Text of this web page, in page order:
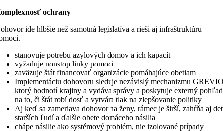
ochrany
ide hlbšie než samotná legislatíva a rieši aj infraštruktúru
stanovuje potrebu azylových domov a ich kapacít
vyžaduje nonstop linky pomoci
zaväzuje štát financovať organizácie pomáhajúce obetiam
Implementáciu dohovoru sleduje nezávislý mechanizmu
ktorý hodnotí krajiny a vydáva správy a poskytuje externý pohľad
na to, či štát robí dosť a vytvára tlak na zlepšovanie politiky
Aj keď sa zameriava dohovor na ženy, rámec je širší, zahŕňa aj
starších ľudí a ďalšie obete domáceho násilia
chápe násilie ako systémový problém, nie izolované prípady